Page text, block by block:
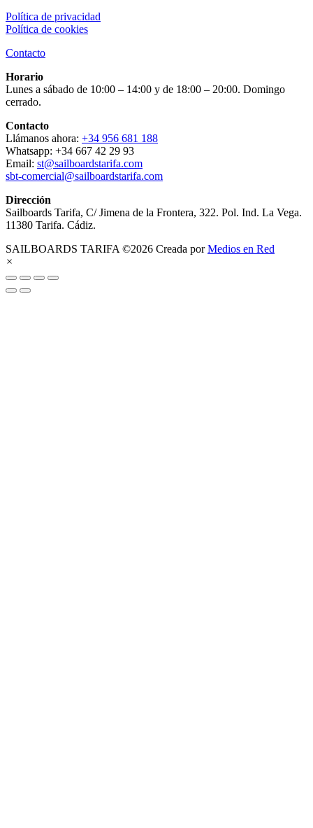
Política de privacidad
Política de cookies
Contacto
Horario
Lunes a sábado de 10:00 – 14:00 y de 18:00 – 20:00. Domingo
cerrado.
Contacto
Llámanos ahora: +34 956 681 188
Whatsapp: +34 667 42 29 93
Email: st@sailboardstarifa.com
sbt-comercial@sailboardstarifa.com
Dirección
Sailboards Tarifa, C/ Jimena de la Frontera, 322. Pol. Ind. La Vega.
11380 Tarifa. Cádiz.
SAILBOARDS TARIFA ©2026 Creada porMedios en Red
×